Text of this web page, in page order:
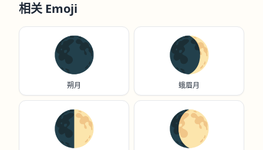
相关 Emoji
🌑
朔月
🌒
蛾眉月
🌓 🌔